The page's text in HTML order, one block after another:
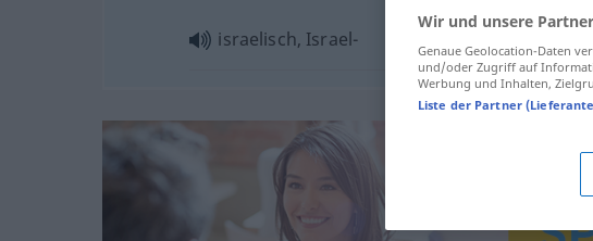
israelisch, Israel-
Wir und unsere
Genaue Geolocation-Daten
und/oder Zugriff auf
Werbung und Inhalten,
Liste der Partner